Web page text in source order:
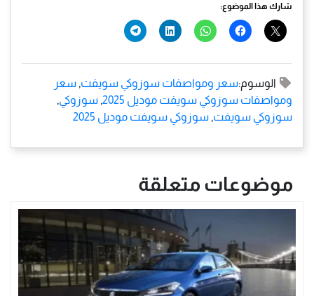
شارك هذا الموضوع:
الوسوم:سعر ومواصفات سوزوكي سويفت, سعر
ومواصفات سوزوكي سويفت موديل 2025
, سوزوكي,
سوزوكي سويفت, سوزوكي سويفت موديل 2025
موضوعات متعلقة